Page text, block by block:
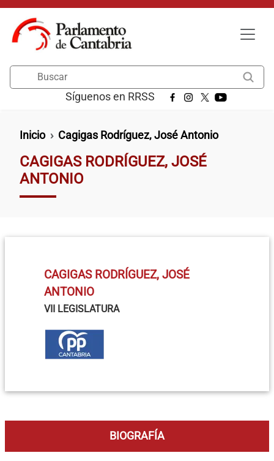
Pasar al contenido principal
Síguenos en RRSS
Ruta de navegación
Inicio Cagigas Rodríguez, José Antonio
CAGIGAS RODRÍGUEZ, JOSÉ
ANTONIO
CAGIGAS RODRÍGUEZ, JOSÉ
ANTONIO
VII LEGISLATURA
BIOGRAFÍA